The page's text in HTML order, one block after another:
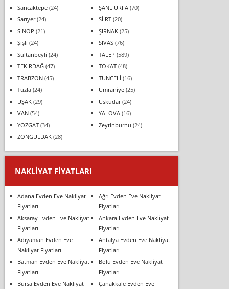
Sancaktepe(24) ŞANLIURFA(70)
Sarıyer(24) SİİRT(20)
SİNOP (21) ŞIRNAK(25)
Şişli (24) SİVAS(76)
Sultanbeyli (24) TALEP (589)
TEKİRDAĞ(47) TOKAT(48)
TRABZON(45) TUNCELİ (16)
Tuzla(24) Ümraniye(25)
UŞAK(29) Üsküdar(24)
VAN(54) YALOVA(16)
YOZGAT(34) Zeytinburnu (24)
ZONGULDAK(28)
NAKLIYAT FIYATLARI
Adana Evden Eve Nakliyat
Fiyatları
Ağrı Evden Eve Nakliyat
Fiyatları
Aksaray Evden Eve Nakliyat
Fiyatları
Ankara Evden Eve Nakliyat
Fiyatları
Adıyaman Evden Eve
Nakliyat Fiyatları
Antalya Evden Eve Nakliyat
Fiyatları
Batman Evden Eve Nakliyat
Fiyatları
Bolu Evden Eve Nakliyat
Fiyatları
Bursa Evden Eve Nakliyat
Çanakkale Evden Eve